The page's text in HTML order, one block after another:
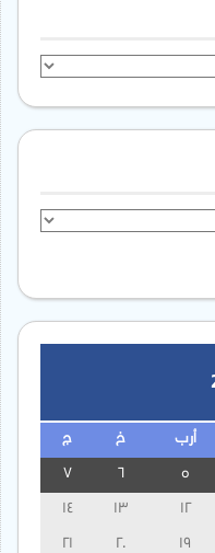
أرب خ ج
13
14
19
20
21